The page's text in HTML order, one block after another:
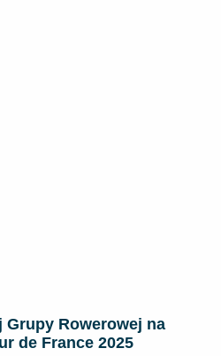
Rowerowej na
de France 2025